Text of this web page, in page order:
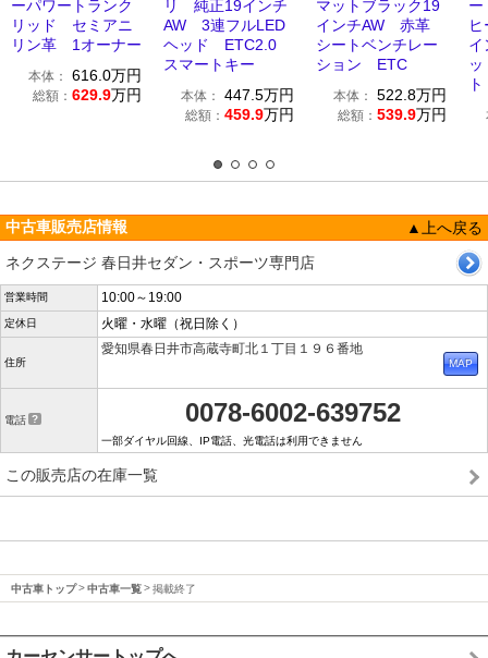
ーパワートランク
リッド セミアニ
リン革 1オーナー
本体： 616.0万円
総額： 629.9万円
リ 純正19インチ
AW 3連フルLED
ヘッド ETC2.0
スマートキー
本体： 447.5万円
総額： 459.9万円
マットブラック19
インチAW 赤革
シートベンチレー
ション ETC
本体： 522.8万円
総額： 539.9万円
ト
中古車販売店情報
▲上へ戻る
ネクステージ 春日井セダン・スポーツ専門店
営業時間 10:00～19:00
定休日 火曜・水曜（祝日除く）
住所
愛知県春日井市高蔵寺町北１丁目１９６番地
電話 0078-6002-639752
一部ダイヤル回線、IP電話、光電話は利用できません
この販売店の在庫一覧
中古車トップ 中古車一覧 掲載終了